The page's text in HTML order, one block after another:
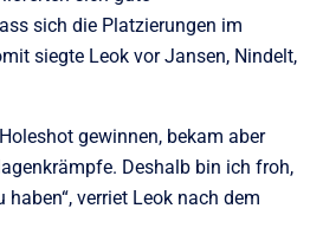
sich die Platzierungen im
siegte Leok vor Jansen, Nindelt,
gewinnen, bekam aber
Deshalb bin ich froh,
verriet Leok nach dem